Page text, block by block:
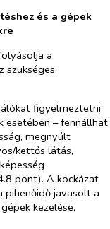
és a gépek
a
szükséges
figyelmeztetni
esetében – fennállhat
megnyúlt
kettős látás,
pont). A kockázat
pihenőidő javasolt a
kezelése,